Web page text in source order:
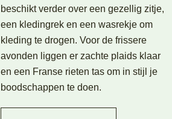
beschikt verder over een gezellig zitje,
een kledingrek en een wasrekje om
kleding te drogen. Voor de frissere
avonden liggen er zachte plaids klaar
en een Franse rieten tas om in stijl je
boodschappen te doen.